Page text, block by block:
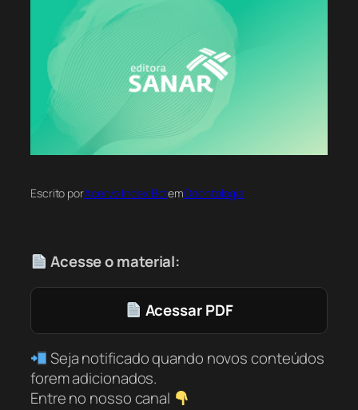
Escrito porAcervo Index BotemOdontologia
Acesse o material:
Acessar PDF
Seja notificado quando novos conteúdos
forem adicionados.
Entre no nosso canal